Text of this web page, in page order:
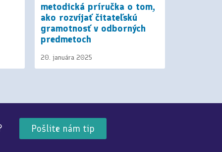
metodická príručka o tom,
ako rozvíjať čitateľskú
gramotnosť v odborných
predmetoch
20. januára 2025
Pošlite nám tip